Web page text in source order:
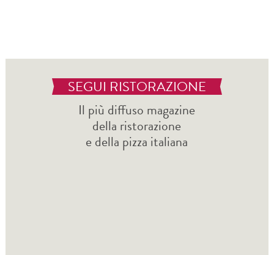
SEGUI RISTORAZIONE
Il più diffuso magazine
della ristorazione
e della pizza italiana